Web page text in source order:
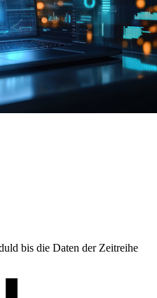
bis die Daten der Zeitreihe